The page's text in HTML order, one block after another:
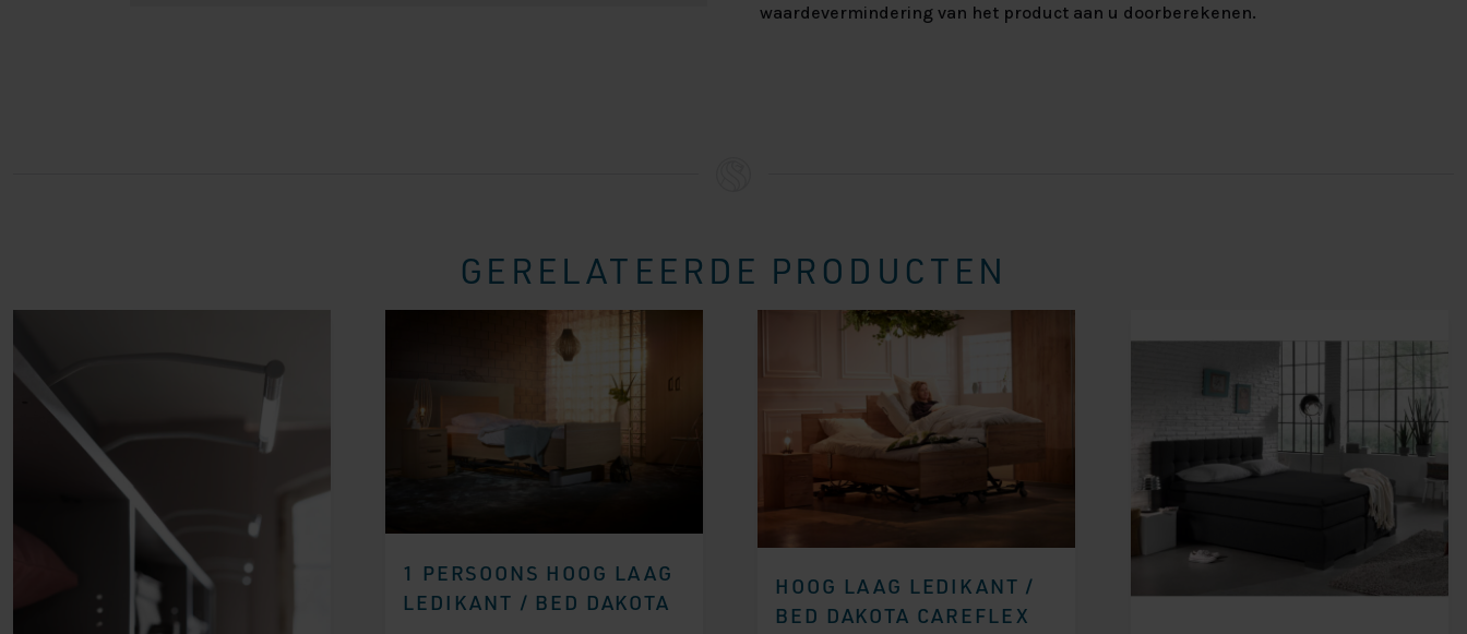
waardevermindering van het product aan u doorberekenen.
GERELATEERDE PRODUCTEN
1 PERSOONS HOOG LAAG
LEDIKANT / BED DAKOTA
HOOG LAAG LEDIKANT /
BED DAKOTA CAREFLEX